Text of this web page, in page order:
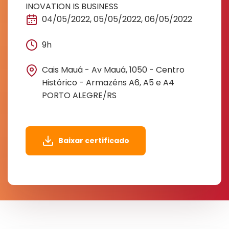
INOVATION IS BUSINESS
04/05/2022, 05/05/2022, 06/05/2022
9h
Cais Mauá - Av Mauá, 1050 - Centro
Histórico - Armazéns A6, A5 e A4
PORTO ALEGRE/RS
Baixar certificado